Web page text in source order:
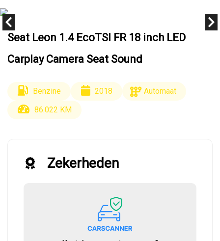
Seat Leon 1.4 EcoTSI FR 18 inch LED
Carplay Camera Seat Sound
Benzine 2018
Automaat
86.022 KM
Zekerheden